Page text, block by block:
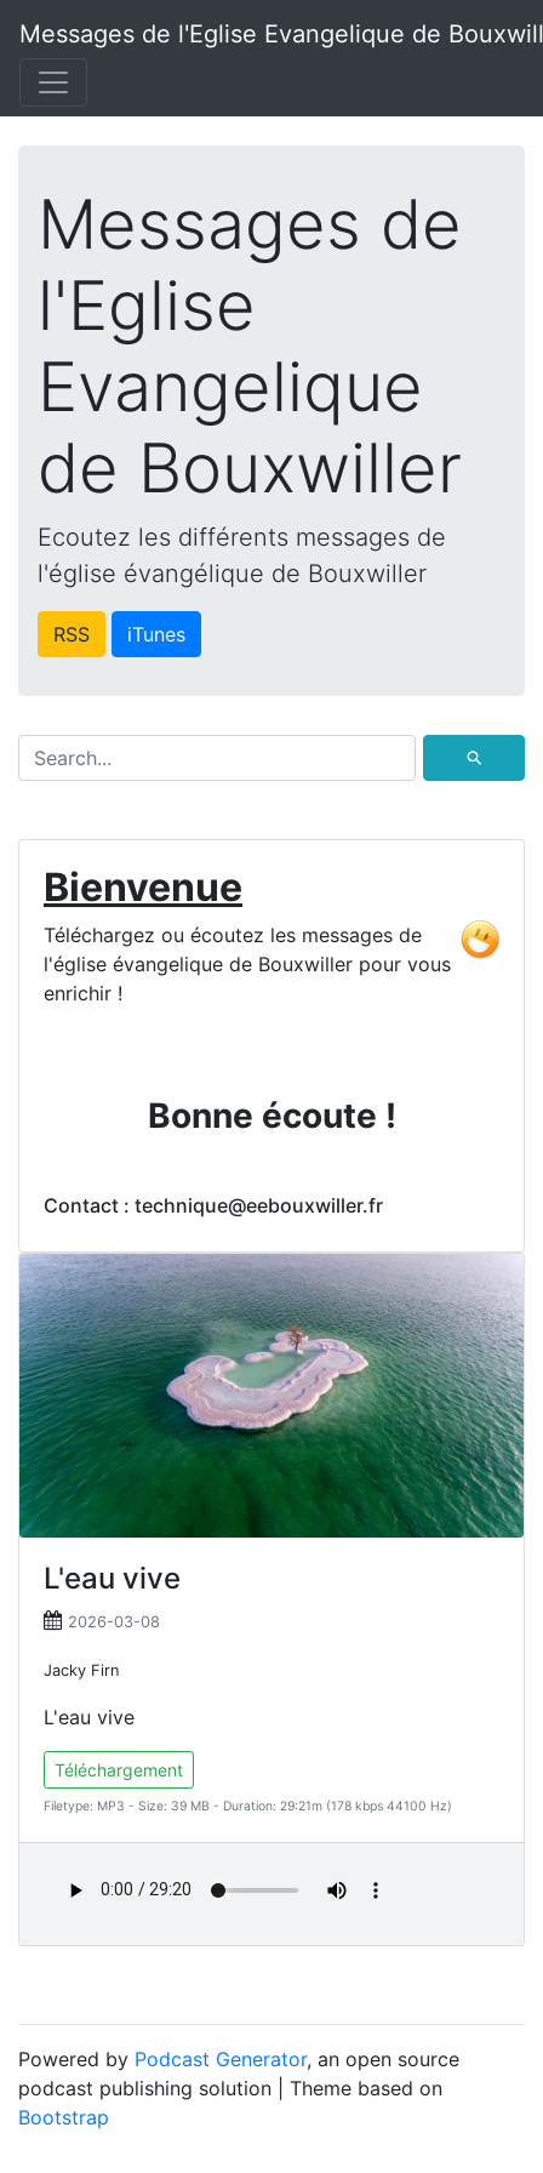
Messages de l'Eglise Evangelique de
Messages de
l'Eglise
Evangelique
de Bouxwiller
Ecoutez les différents messages de
l'église évangélique de Bouxwiller
RSS iTunes
⚲
Bienvenue
Téléchargez ou écoutez les messages de
l'église évangelique de Bouxwiller pour vous
enrichir !
Bonne écoute !
Contact : technique@eebouxwiller.fr
L'eau vive
2026-03-08
Jacky Firn
L'eau vive
Téléchargement
Filetype: MP3 - Size: 39 MB - Duration: 29:21m (178 kbps 44100 Hz)
Powered by Podcast Generator, an open source
podcast publishing solution | Theme based on
Bootstrap